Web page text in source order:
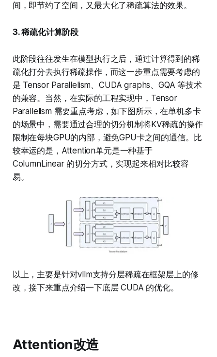
间，即节约了空间，又最大化了稀疏算法的效果。
3. 稀疏化计算阶段
此阶段往往发生在模型执行之后，通过计算得到的稀
疏化打分去执行稀疏操作，而这一步重点需要考虑的
是 Tensor Parallelism、CUDA graphs、GQA 等技术
的兼容。当然，在实际的工程实现中，Tensor
Parallelism 需要重点考虑，如下图所示，在单机多卡
的场景中，需要通过合理的切分机制将KV稀疏的操作
限制在每块GPU的内部，避免GPU卡之间的通信。比
较幸运的是，Attention单元是一种基于
ColumnLinear 的切分方式，实现起来相对比较容
易。
以上，主要是针对vllm支持分层稀疏在框架层上的修
改，接下来重点介绍一下底层 CUDA 的优化。
Attention改造